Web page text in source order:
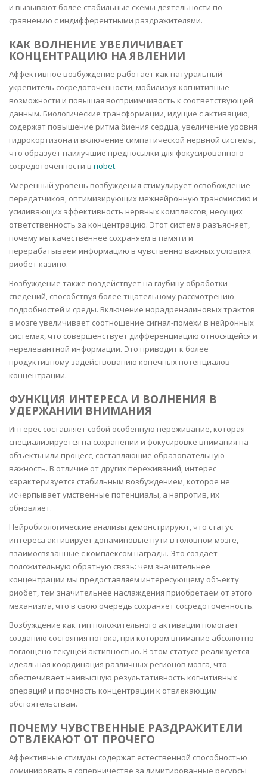
и вызывают более стабильные схемы деятельности по
сравнению с индифферентными раздражителями.
КАК ВОЛНЕНИЕ УВЕЛИЧИВАЕТ
КОНЦЕНТРАЦИЮ НА ЯВЛЕНИИ
Аффективное возбуждение работает как натуральный
укрепитель сосредоточенности, мобилизуя когнитивные
возможности и повышая восприимчивость к соответствующей
данным. Биологические трансформации, идущие с активацию,
содержат повышение ритма биения сердца, увеличение уровня
гидрокортизона и включение симпатической нервной системы,
что образует наилучшие предпосылки для фокусированного
сосредоточенности в riobet.
Умеренный уровень возбуждения стимулирует освобождение
передатчиков, оптимизирующих межнейронную трансмиссию и
усиливающих эффективность нервных комплексов, несущих
ответственность за концентрацию. Этот система разъясняет,
почему мы качественнее сохраняем в памяти и
перерабатываем информацию в чувственно важных условиях
риобет казино.
Возбуждение также воздействует на глубину обработки
сведений, способствуя более тщательному рассмотрению
подробностей и среды. Включение норадреналиновых трактов
в мозге увеличивает соотношение сигнал-помехи в нейронных
системах, что совершенствует дифференциацию относящейся и
нерелевантной информации. Это приводит к более
продуктивному задействованию конечных потенциалов
концентрации.
ФУНКЦИЯ ИНТЕРЕСА И ВОЛНЕНИЯ В
УДЕРЖАНИИ ВНИМАНИЯ
Интерес составляет собой особенную переживание, которая
специализируется на сохранении и фокусировке внимания на
объекты или процесс, составляющие образовательную
важность. В отличие от других переживаний, интерес
характеризуется стабильным возбуждением, которое не
исчерпывает умственные потенциалы, а напротив, их
обновляет.
Нейробиологические анализы демонстрируют, что статус
интереса активирует допаминовые пути в головном мозге,
взаимосвязанные с комплексом награды. Это создает
положительную обратную связь: чем значительнее
концентрации мы предоставляем интересующему объекту
риобет, тем значительнее наслаждения приобретаем от этого
механизма, что в свою очередь сохраняет сосредоточенность.
Возбуждение как тип положительного активации помогает
созданию состояния потока, при котором внимание абсолютно
поглощено текущей активностью. В этом статусе реализуется
идеальная координация различных регионов мозга, что
обеспечивает наивысшую результативность когнитивных
операций и прочность концентрации к отвлекающим
обстоятельствам.
ПОЧЕМУ ЧУВСТВЕННЫЕ РАЗДРАЖИТЕЛИ
ОТВЛЕКАЮТ ОТ ПРОЧЕГО
Аффективные стимулы содержат естественной способностью
доминировать в соперничестве за лимитированные ресурсы